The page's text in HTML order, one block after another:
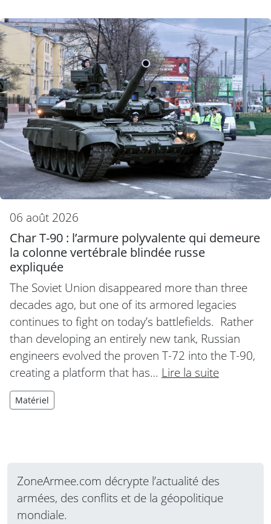
06 août 2026
Char T-90 : l’armure polyvalente qui demeure
la colonne vertébrale blindée russe
expliquée
The Soviet Union disappeared more than three
decades ago, but one of its armored legacies
continues to fight on today’s battlefields. Rather
than developing an entirely new tank, Russian
engineers evolved the proven T-72 into the T-90,
creating a platform that has… Lire la suite
Matériel
ZoneArmee.com décrypte l’actualité des
armées, des conflits et de la géopolitique
mondiale.